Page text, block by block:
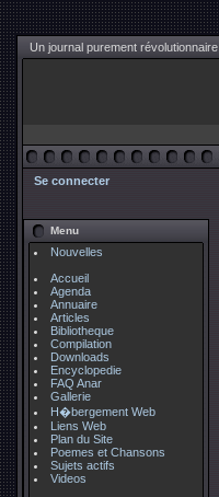
Un journal purement révolutionnaire
Se connecter
Menu
Nouvelles
Accueil
Agenda
Annuaire
Articles
Bibliotheque
Compilation
Downloads
Encyclopedie
FAQ Anar
Gallerie
H�bergement Web
Liens Web
Plan du Site
Poemes et Chansons
Sujets actifs
Videos